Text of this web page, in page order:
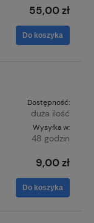
55,00 zł
Do koszyka
Dostępność:
duża ilość
Wysyłka w:
48 godzin
9,00 zł
Do koszyka